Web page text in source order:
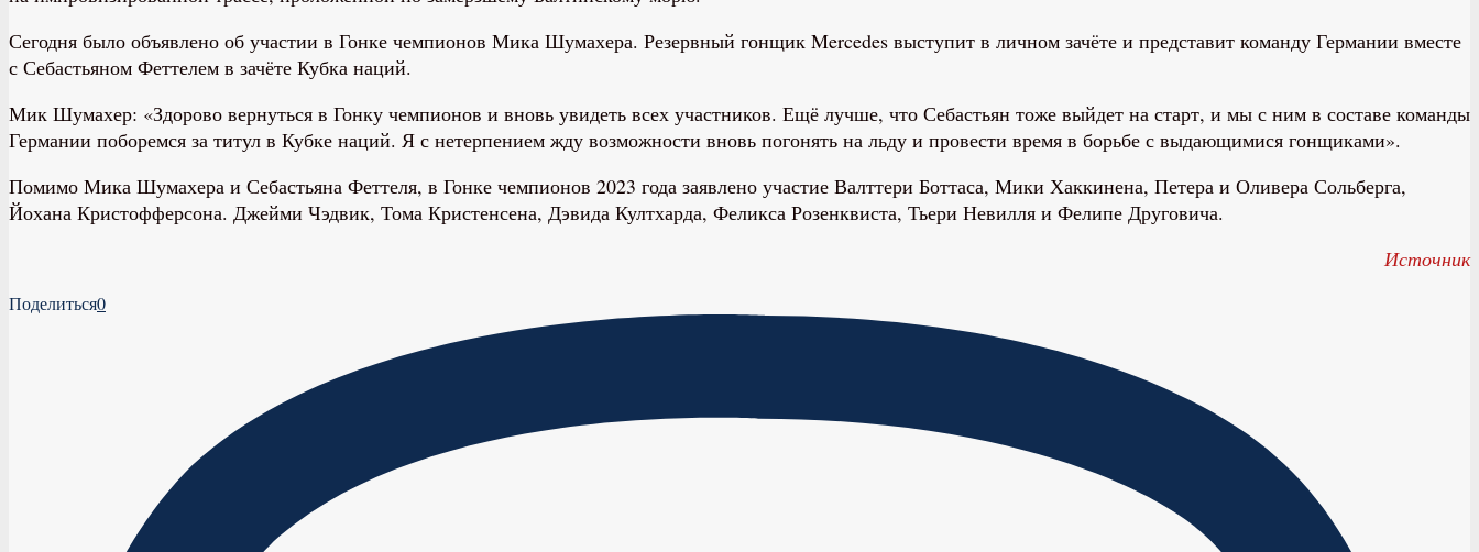
Сегодня было объявлено об участии в Гонке чемпионов Мика Шумахера. Резервный гонщик Mercedes выступит в личном зачёте и представит команду Германии вместе
с Себастьяном Феттелем в зачёте Кубка наций.
Мик Шумахер: «Здорово вернуться в Гонку чемпионов и вновь увидеть всех участников. Ещё лучше, что Себастьян тоже выйдет на старт, и мы с ним в составе команды
Германии поборемся за титул в Кубке наций. Я с нетерпением жду возможности вновь погонять на льду и провести время в борьбе с выдающимися гонщиками».
Помимо Мика Шумахера и Себастьяна Феттеля, в Гонке чемпионов 2023 года заявлено участие Валттери Боттаса, Мики Хаккинена, Петера и Оливера Сольберга,
Йохана Кристофферсона. Джейми Чэдвик, Тома Кристенсена, Дэвида Култхарда, Феликса Розенквиста, Тьери Невилля и Фелипе Друговича.
Источник
Поделиться0